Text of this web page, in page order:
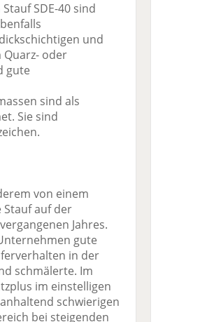
SDE-40 sind
und
Quarz- oder
gute
sind als
Sie sind
von einem
Stauf auf der
Jahres.
gute
in der
schmälerte. Im
im einstelligen
schwierigen
bei steigenden